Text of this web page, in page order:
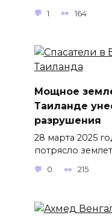
1 164
Мощное
Таиланде
разрушения
28 марта 2025
потрясло
0 215